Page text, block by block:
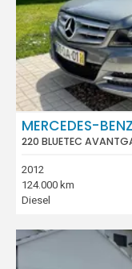
MERCEDES-
220 BLUETEC
2012
124.000 km
Diesel